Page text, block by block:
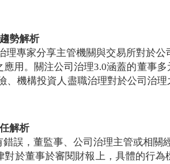
勢解析
專家分享主管機關與交易所對於公
用。關注公司治理3.0涵蓋的董事
、機構投資人盡職治理對於公司治
解析
誤，董監事、公司治理主管或相關
於董事於審閱財報上，具體的行